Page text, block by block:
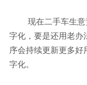
现在二手车生
字化，要是还用老办
序会持续更新更多好
字化。